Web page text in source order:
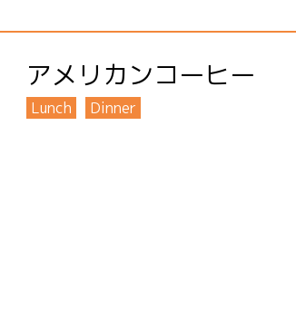
アメリカンコーヒー
Lunch Dinner